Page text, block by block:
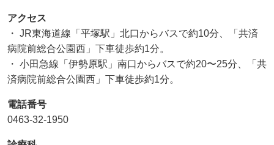
アクセス
・ JR東海道線「平塚駅」北口からバスで約10分、「共済
病院前総合公園西」下車徒歩約1分。
・ 小田急線「伊勢原駅」南口からバスで約20〜25分、「共
済病院前総合公園西」下車徒歩約1分。
電話番号
0463-32-1950